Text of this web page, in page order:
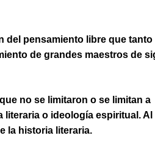
del pensamiento libre que tanto
de grandes maestros de
no se limitaron o se limitan a
o ideología espiritual. Al
la historia literaria.